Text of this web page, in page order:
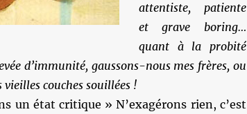
attentiste, patiente
et grave boring…
quant à la probité
d’immunité, gaussons-nous mes frères, ou
couches souillées !
un état critique » N’exagérons rien, c’est